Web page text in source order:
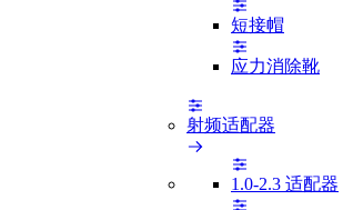
短接帽
应力消除靴
射频适配器
1.0-2.3 适配器